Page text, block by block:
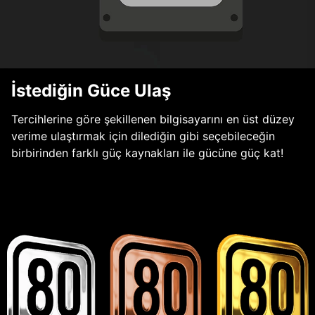
İstediğin Güce Ulaş
Tercihlerine göre şekillenen bilgisayarını en üst düzey
verime ulaştırmak için dilediğin gibi seçebileceğin
birbirinden farklı güç kaynakları ile gücüne güç kat!